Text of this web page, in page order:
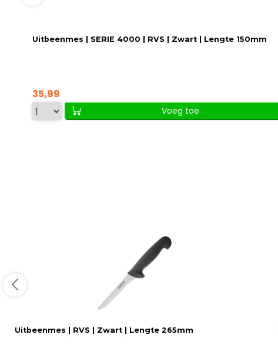
Uitbeenmes | SERIE 4000 | RVS | Zwart | Lengte 150mm
35,99
Voeg toe
Uitbeenmes | RVS | Zwart | Lengte 265mm